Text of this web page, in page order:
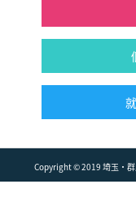
Copyright © 2019 埼玉・